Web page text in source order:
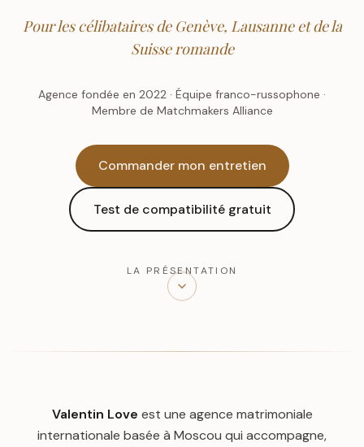
Pour les célibataires de Genève, Lausanne et de la
Suisse romande
Agence fondée en 2022 · Équipe franco-russophone ·
Membre de Matchmakers Alliance
Commander mon entretien
Test de compatibilité gratuit
LA PRÉSENTATION
Valentin Love est une agence matrimoniale
internationale basée à Moscou qui accompagne,